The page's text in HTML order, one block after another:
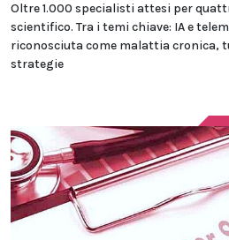
Oltre 1.000 specialisti attesi per
scientifico. Tra i temi chiave: IA e
riconosciuta come malattia cronica,
strategie